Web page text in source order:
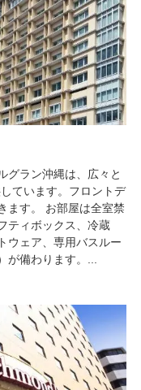
グラン沖縄は、広々と
ています。フロントデ
ます。 お部屋は全室禁
ティボックス、冷蔵
ウェア、専用バスルー
が備わります。...